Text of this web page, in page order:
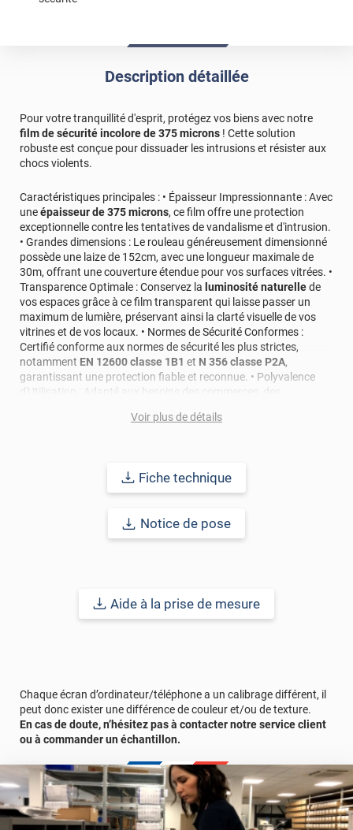
Description détaillée
Pour votre tranquillité d'esprit, protégez vos biens avec notre
film de sécurité incolore de 375 microns ! Cette solution
robuste est conçue pour dissuader les intrusions et résister aux
chocs violents.
Caractéristiques principales : • Épaisseur Impressionnante : Avec
uneépaisseur de 375 microns, ce film offre une protection
exceptionnelle contre les tentatives de vandalisme et d'intrusion.
• Grandes dimensions : Le rouleau généreusement dimensionné
possède une laize de 152cm, avec une longueur maximale de
30m, offrant une couverture étendue pour vos surfaces vitrées. •
Transparence Optimale : Conservez la luminosité naturellede
vos espaces grâce à ce film transparent qui laisse passer un
maximum de lumière, préservant ainsi la clarté visuelle de vos
vitrines et de vos locaux. • Normes de Sécurité Conformes :
Certifié conforme aux normes de sécurité les plus strictes,
notamment EN 12600 classe 1B1 et N 356 classe P2A,
garantissant une protection fiable et reconnue. • Polyvalence
d'Utilisation : Adapté aux besoins des commerces, des
polyvalente et efficace pourrenforcer la sécurité de vos
Applications recommandées : • Protection de vitrines : Idéal pour
les magasins désireux de protéger leurs vitrines des actes de
locaux professionnels : Parfait pour sécuriser les locaux
commerciaux, les bureaux et autres installations
Optez pour notrefilm de sécurité incolore 375 microns
Référence produit :SECUR704i
Voir plus de détails
Fiche technique
Notice de pose
Aide à la prise de mesure
Chaque écran d’ordinateur/téléphone a un calibrage différent, il
peut donc exister une différence de couleur et/ou de texture.
En cas de doute, n’hésitez pas à contacter notre service client
ou à commander un échantillon.